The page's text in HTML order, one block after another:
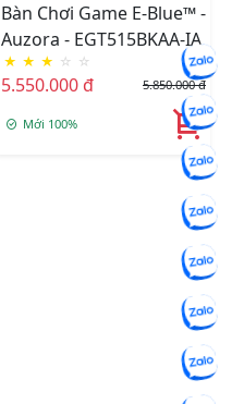
Bàn Chơi Game E-Blue™ -
Auzora - EGT515BKAA-IA
★ ★ ★ ☆ ☆
5.550.000 đ 5.850.000 đ
Mới 100%